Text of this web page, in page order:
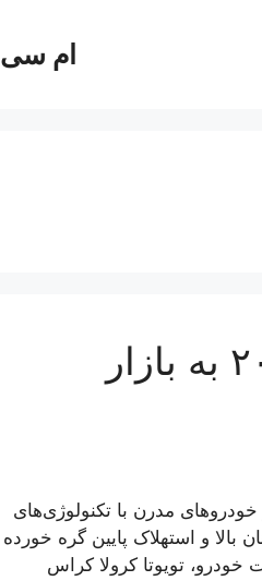
ام سی
ورود تویوتا کرولا کراس هایبرید ۲۰۲۶ به بازار
مدرن با تکنولوژی‌های
بالا و استهلاک پایین گره خورده
تویوتا کرولا کراس